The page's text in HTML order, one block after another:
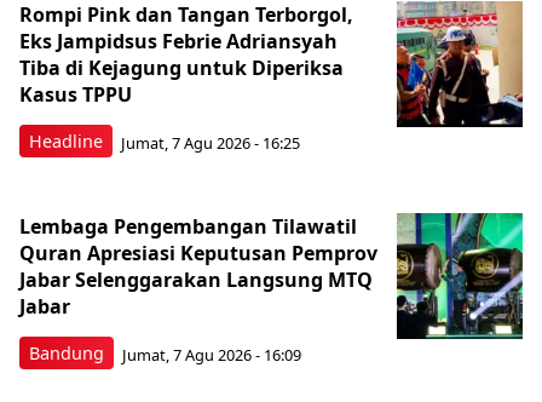
Headline
Rompi Pink dan Tangan Terborgol,
Eks Jampidsus Febrie Adriansyah
Tiba di Kejagung untuk Diperiksa
Kasus TPPU
Jumat, 7 Agu 2026 - 16:25
Bandung
Lembaga Pengembangan Tilawatil
Quran Apresiasi Keputusan Pemprov
Jabar Selenggarakan Langsung MTQ
Jabar
Jumat, 7 Agu 2026 - 16:09